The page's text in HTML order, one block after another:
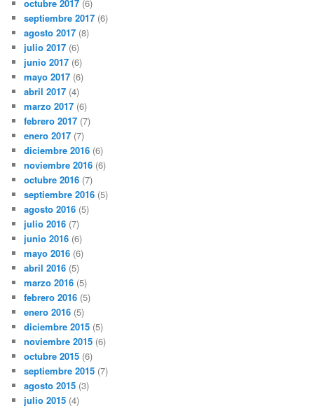
octubre 2017 (6)
septiembre 2017 (6)
agosto 2017 (8)
julio 2017 (6)
junio 2017 (6)
mayo 2017 (6)
abril 2017 (4)
marzo 2017 (6)
febrero 2017 (7)
enero 2017 (7)
diciembre 2016 (6)
noviembre 2016 (6)
octubre 2016 (7)
septiembre 2016 (5)
agosto 2016 (5)
julio 2016 (7)
junio 2016 (6)
mayo 2016 (6)
abril 2016 (5)
marzo 2016 (5)
febrero 2016 (5)
enero 2016 (5)
diciembre 2015 (5)
noviembre 2015 (6)
octubre 2015 (6)
septiembre 2015 (7)
agosto 2015 (3)
julio 2015 (4)